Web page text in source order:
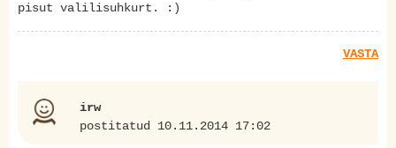
pisut valilisuhkurt. :)
VASTA
irw
postitatud 10.11.2014 17:02